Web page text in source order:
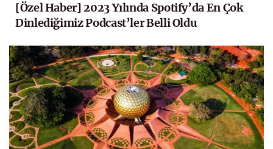
[Özel Haber] 2023 Yılında Spotify’da En Çok
Dinlediğimiz Podcast’ler Belli Oldu